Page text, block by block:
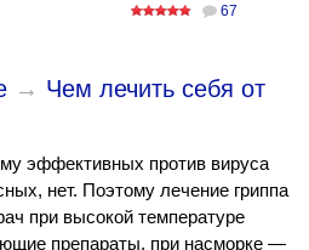
67
→ Чем лечить себя от
эффективных против вируса
нет. Поэтому лечение гриппа
при высокой температуре
препараты, при насморке —